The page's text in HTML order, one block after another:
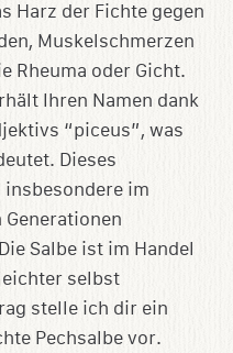
Harz der Fichte gegen
Muskelschmerzen
Rheuma oder Gicht.
Ihren Namen dank
“piceus”, was
Dieses
im
Salbe ist im Handel
selbst
stelle ich dir ein
Pechsalbe vor.